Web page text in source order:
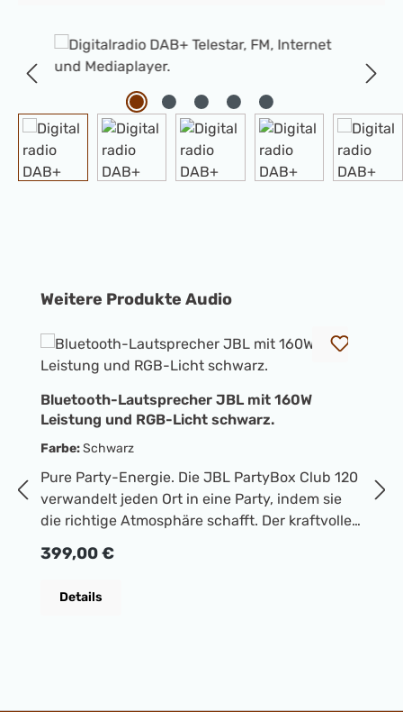
Bildergalerie überspringen
Produktgalerie überspringen
Weitere Produkte Audio
Bluetooth-Lautsprecher JBL mit 160W
Leistung und RGB-Licht schwarz.
Farbe:Schwarz
Pure Party-Energie. Die JBL PartyBox Club 120
verwandelt jeden Ort in eine Party, indem sie
die richtige Atmosphäre schafft. Der kraftvolle
während eine bezaubernde adaptive
Stroboskopeffekte erzeugt, die sich mit dem
Regulärer Preis:
399,00 €
Details